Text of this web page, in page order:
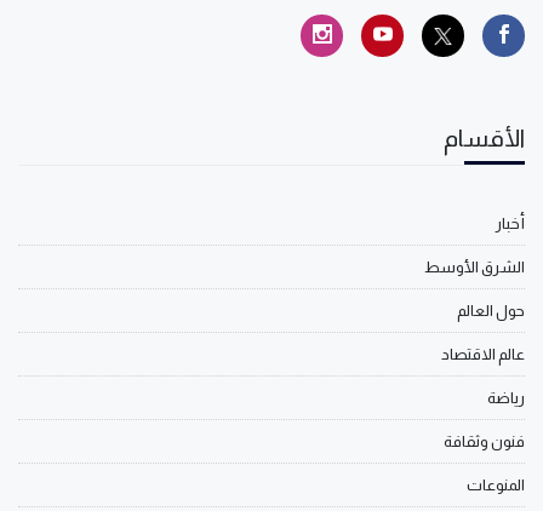
الأقسام
أخبار
الشرق الأوسط
حول العالم
عالم الاقتصاد
رياضة
فنون وثقافة
المنوعات